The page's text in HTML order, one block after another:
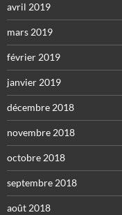
avril 2019
mars 2019
février 2019
janvier 2019
décembre 2018
novembre 2018
octobre 2018
septembre 2018
août 2018